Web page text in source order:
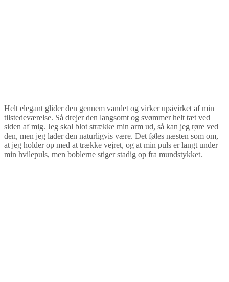
Helt elegant glider den gennem vandet og virker upåvirket af min
tilstedeværelse. Så drejer den langsomt og svømmer helt tæt ved
siden af mig. Jeg skal blot strække min arm ud, så kan jeg røre ved
den, men jeg lader den naturligvis være. Det føles næsten som om,
at jeg holder op med at trække vejret, og at min puls er langt under
min hvilepuls, men boblerne stiger stadig op fra mundstykket.